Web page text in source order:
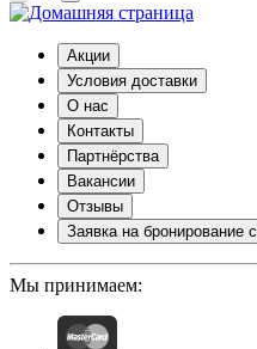
Акции
Условия доставки
О нас
Контакты
Партнёрства
Вакансии
Отзывы
Заявка на бронирование
Мы принимаем: